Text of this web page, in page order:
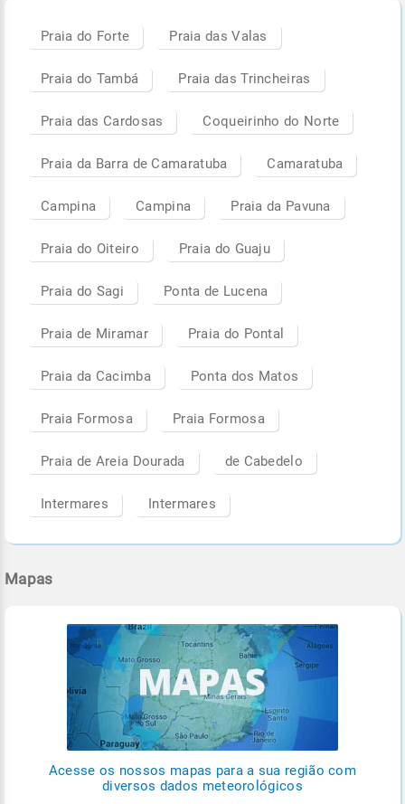
Praia do Forte Praia das Valas
Praia do Tambá Praia das Trincheiras
Praia das Cardosas Coqueirinho do Norte
Praia da Barra de Camaratuba Camaratuba
Campina Campina Praia da Pavuna
Praia do Oiteiro Praia do Guaju
Praia do Sagi Ponta de Lucena
Praia de Miramar Praia do Pontal
Praia da Cacimba Ponta dos Matos
Praia Formosa Praia Formosa
Praia de Areia Dourada de Cabedelo
Intermares Intermares
Mapas
Acesse os nossos mapas para a sua região com
diversos dados meteorológicos